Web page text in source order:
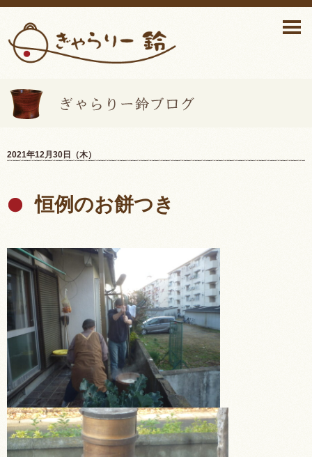
2021年12月30日（木）
恒例のお餅つき